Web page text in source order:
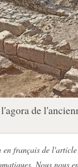
de
en français de
Nous nous